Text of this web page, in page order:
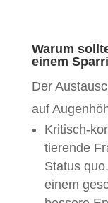
Warum
einem
Der
auf
Kri­tisch-
tierende
Sta­tus
einem